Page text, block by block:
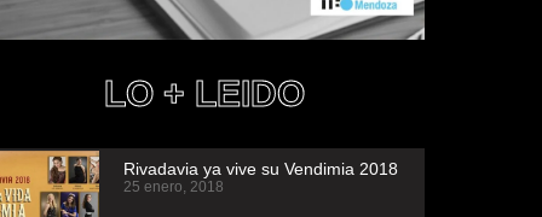
LO + LEIDO
Rivadavia ya vive su Vendimia 2018
25 enero, 2018